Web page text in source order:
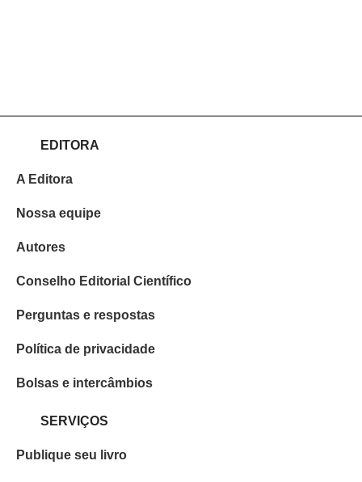
EDITORA
A Editora
Nossa equipe
Autores
Conselho Editorial Científico
Perguntas e respostas
Política de privacidade
Bolsas e intercâmbios
SERVIÇOS
Publique seu livro